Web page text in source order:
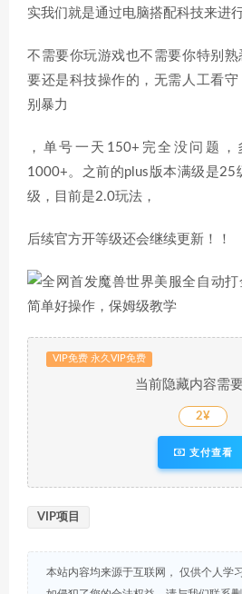
实我们就是通过电脑搭配科技来进
不需要你玩游戏也不需要你特别
要还是科技操作的，无需人工看
别暴力
，单号一天150+完全没问题
1000+。之前的plus版本满级是25
级，目前是2.0玩法，
后续官方开等级还会继续更新！！
VIP免费 永久VIP免费
当前隐藏内容需
2¥
支付查看
VIP项目
本站内容均来源于互联网， 仅供个人学